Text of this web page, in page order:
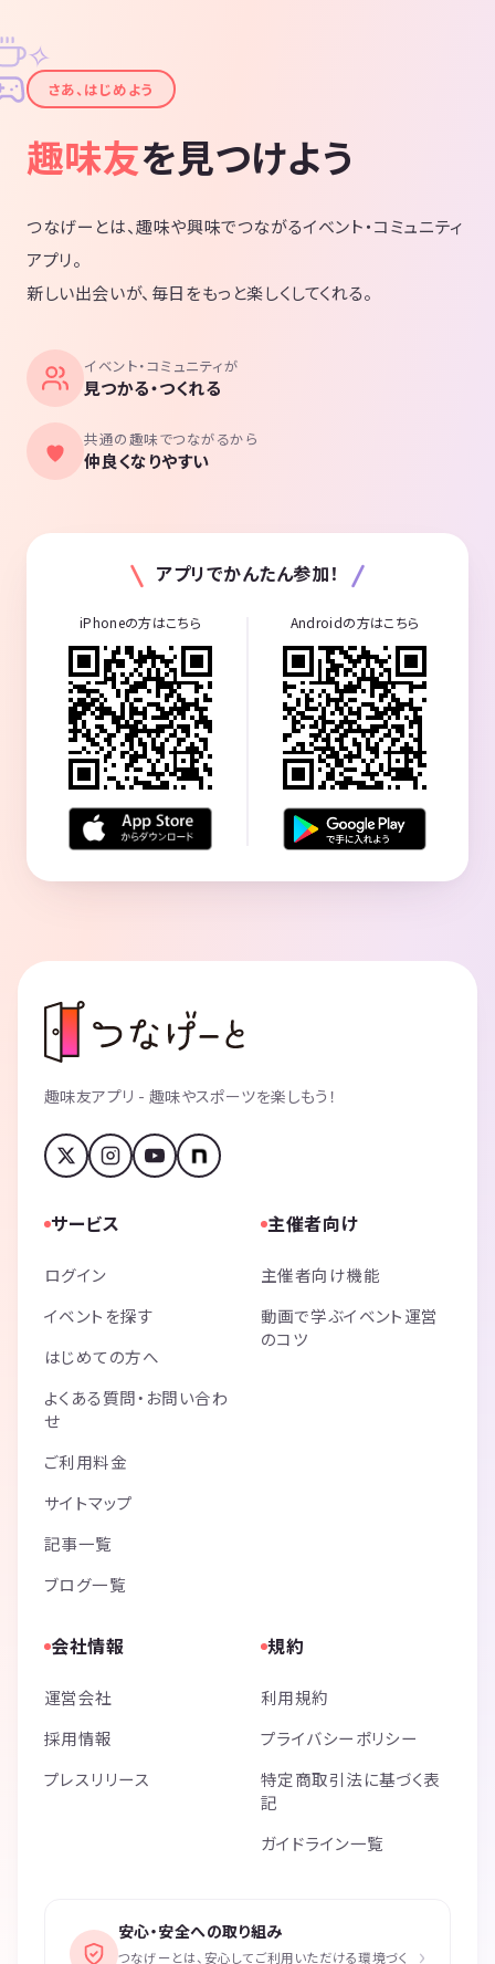
✦
✧
さあ、はじめよう
趣味友を見つけよう
つなげーとは、趣味や興味でつながるイベント・コミュニティ
アプリ。
新しい出会いが、毎日をもっと楽しくしてくれる。
イベント・コミュニティが
見つかる・つくれる
共通の趣味でつながるから
仲良くなりやすい
アプリでかんたん参加！
iPhoneの方はこちら Androidの方はこちら
趣味友アプリ - 趣味やスポーツを楽しもう！
サービス
ログイン
イベントを探す
はじめての方へ
よくある質問・お問い合わ
せ
ご利用料金
サイトマップ
記事一覧
ブログ一覧
主催者向け
主催者向け機能
動画で学ぶイベント運営
のコツ
会社情報
運営会社
採用情報
プレスリリース
規約
利用規約
プライバシーポリシー
特定商取引法に基づく表
記
ガイドライン一覧
安心・安全への取り組み
つなげーとは、安心してご利用いただける環境づく ›